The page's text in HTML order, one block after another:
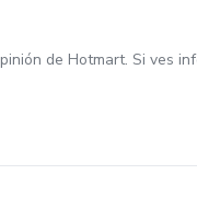
de Hotmart. Si ves